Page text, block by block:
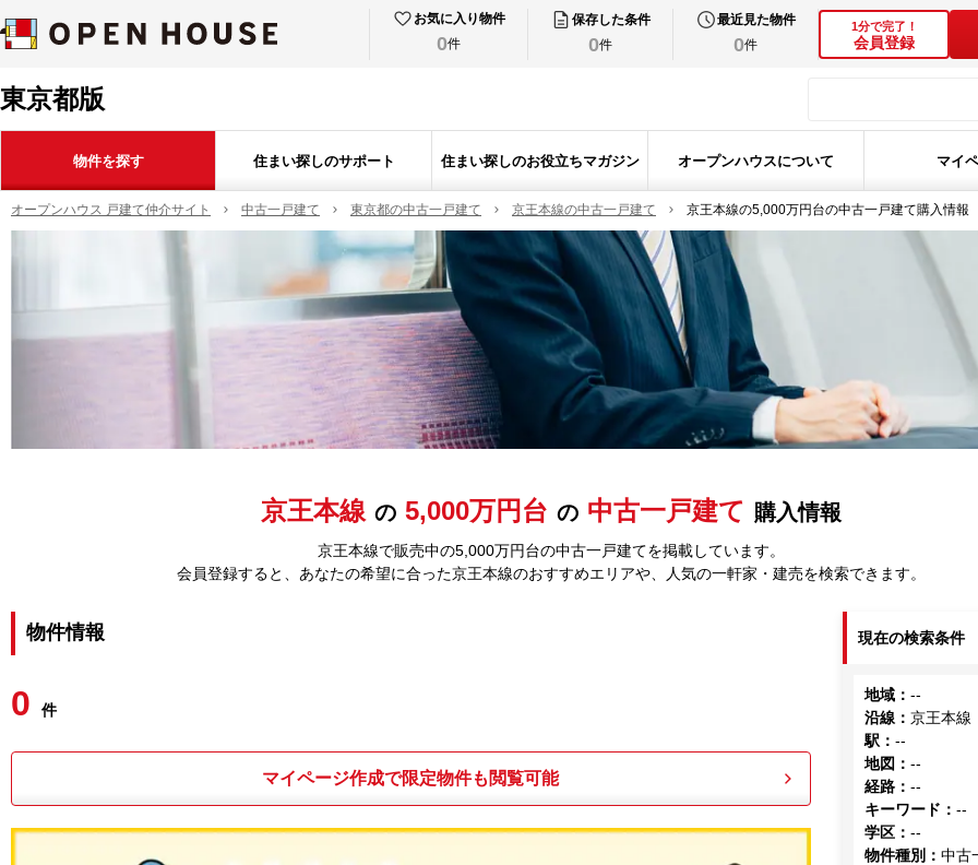
お気に入り物件
0件
保存した条件
0件
最近見た物件
0件
1分で完了！
会員登録
東京都版
物件を探す 住まい探しのサポート 住まい探しのお役立ちマガジン オープンハウスについて マイ
オープンハウス 戸建て仲介サイト 中古一戸建て 東京都の中古一戸建て 京王本線の中古一戸建て 京王本線の5,000万円台の中古一戸建て購入情報
京王本線 の 5,000万円台 の 中古一戸建て 購入情報
京王本線で販売中の5,000万円台の中古一戸建てを掲載しています。
会員登録すると、あなたの希望に合った京王本線のおすすめエリアや、人気の一軒家・建売を検索できます。
物件情報
0 件
マイページ作成で限定物件も閲覧可能
現在の検索条件
地域 ：--
沿線 ：京王本線
駅 ：--
地図 ：--
経路 ：--
キーワード ：--
学区 ：--
物件種別 ：中古